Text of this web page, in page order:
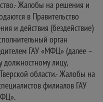
Жалобы на решения и
в Правительство
и действия (бездействие)
орган
ГАУ «МФЦ» (далее –
лицу,
области.- Жалобы на
филиалов ГАУ